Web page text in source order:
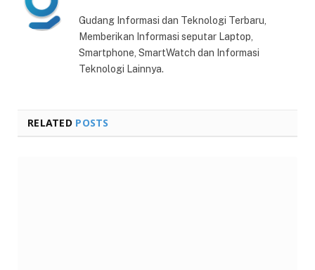
Gudang Informasi dan Teknologi Terbaru,
Memberikan Informasi seputar Laptop,
Smartphone, SmartWatch dan Informasi
Teknologi Lainnya.
RELATED POSTS